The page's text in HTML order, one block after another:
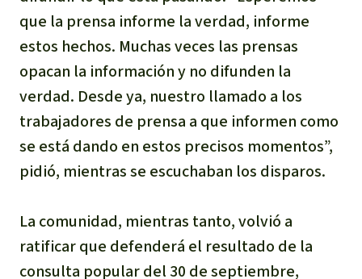
que la prensa informe la verdad, informe
estos hechos. Muchas veces las prensas
opacan la información y no difunden la
verdad. Desde ya, nuestro llamado a los
trabajadores de prensa a que informen como
se está dando en estos precisos momentos”,
pidió, mientras se escuchaban los disparos.
La comunidad, mientras tanto, volvió a
ratificar que defenderá el resultado de la
consulta popular del 30 de septiembre,